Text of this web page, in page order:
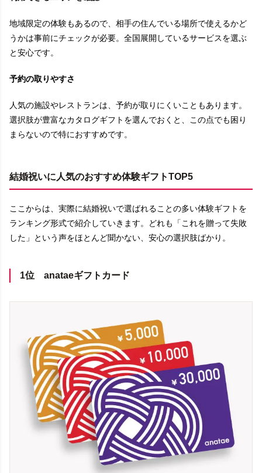
地域限定の体験もあるので、相手の住んでいる場所で使えるかど
うかは事前にチェックが必要。全国展開しているサービスを選ぶ
と安心です。
予約の取りやすさ
人気の施設やレストランは、予約が取りにくいこともあります。
選択肢が豊富なカタログギフトを選んでおくと、この点でも困り
まらないので特におすすめです。
結婚祝いに人気のおすすめ体験ギフトTOP5
ここからは、実際に結婚祝いで選ばれることの多い体験ギフトを
ランキング形式で紹介していきます。どれも「これを贈って失敗
した」という声をほとんど聞かない、安心の選択肢ばかり。
1位 anataeギフトカード